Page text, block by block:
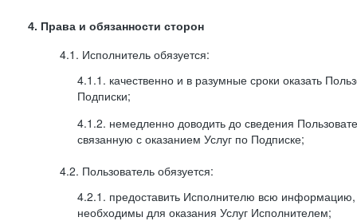
4. Права и обязанности сторон
4.1. Исполнитель обязуется:
4.1.1. качественно и в разумные сроки оказать
Подписки;
4.1.2. немедленно доводить до сведения
связанную с оказанием Услуг по Подписке;
4.2. Пользователь обязуется:
4.2.1. предоставить Исполнителю всю
необходимы для оказания Услуг Исполнителем;